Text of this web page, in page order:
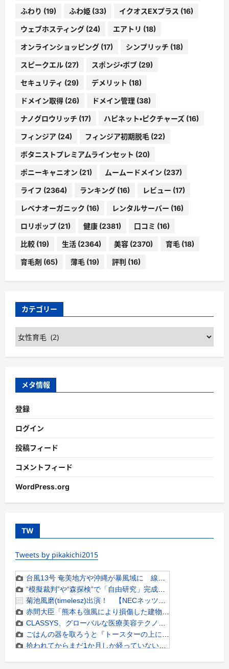
ふわり (19) ふわ姫 (33) イクオスEXプラス (16)
ウェブホスティング (24) エアトリ (18)
オンラインショッピング (17) シンプリッチ (18)
スピークエル (27) スポンジ・ボブ (29)
セキュリティ (29) デメリット (18)
ドメイン取得 (26) ドメイン管理 (38)
ナノグロウリッチ (17) ハピネット・ピクチャーズ (16)
フィンジア (24) フィンジア初期脱毛 (22)
ボタニストプレミアムラインセット (20)
ポニーキャニオン (21) ムームードメイン (237)
ライフ (2364) ランキング (16) レビュー (17)
レベナオーガニック (16) レンタルサーバー (16)
ロリポップ (21) 健康 (2381) 口コミ (16)
比較 (19) 生活 (2364) 美容 (2370) 育毛 (18)
育毛剤 (65) 薄毛 (19) 評判 (16)
カテゴリー
カ
テ
ゴ
ー
メタ情報
登録
ログイン
投稿フィード
コメントフィード
WordPress.org
TW
Tweets by pikakichi2015